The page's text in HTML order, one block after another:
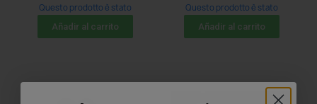
Questo prodotto è stato
acquistato: 5 times
Añadir al carrito
Questo prodotto è stato
acquistato: 5 times
Añadir al carrito